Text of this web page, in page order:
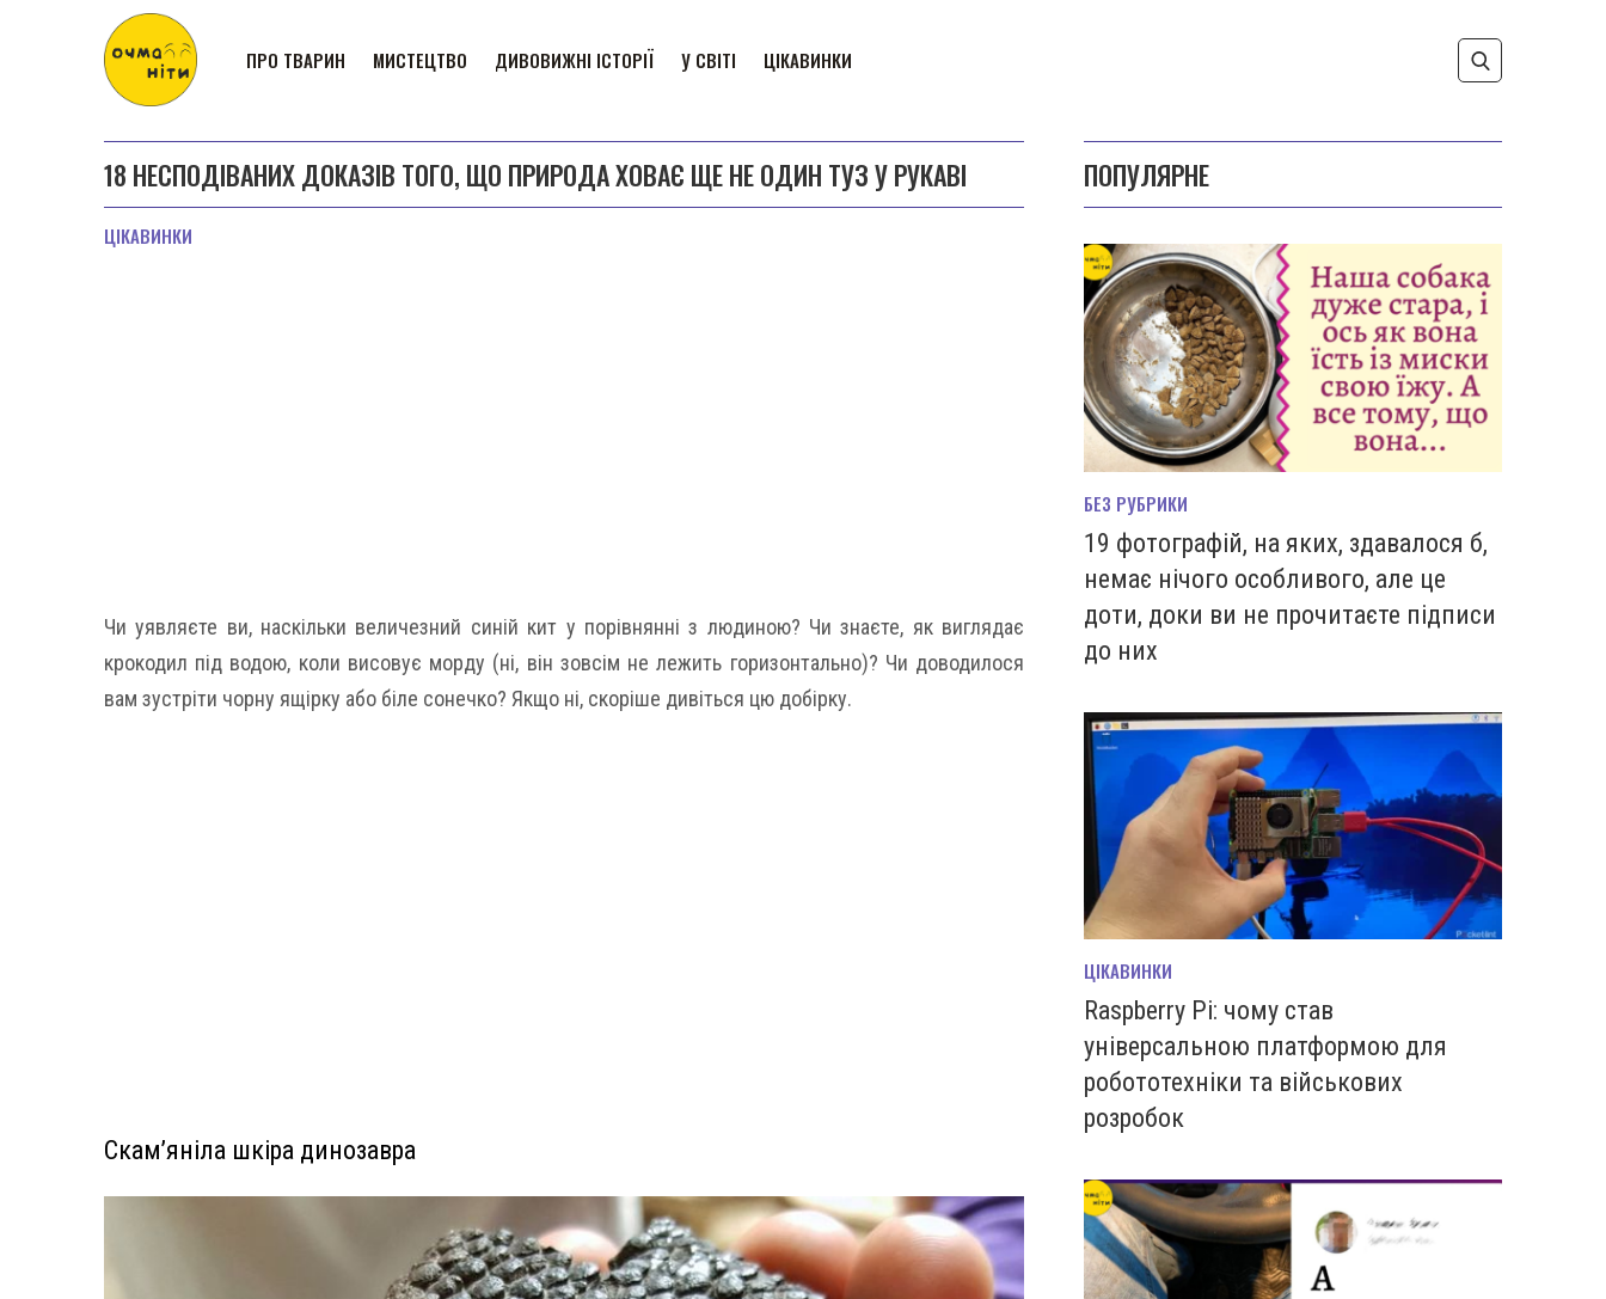
ПРО ТВАРИН МИСТЕЦТВО ДИВОВИЖНІ ІСТОРІЇ У СВІТІ ЦІКАВИНКИ
18 НЕСПОДІВАНИХ ДОКАЗІВ ТОГО, ЩО ПРИРОДА ХОВАЄ ЩЕ НЕ ОДИН ТУЗ У РУКАВІ
ЦІКАВИНКИ
Чи уявляєте ви, наскільки величезний синій кит у порівнянні з людиною? Чи знаєте, як виглядає
крокодил під водою, коли висовує морду (ні, він зовсім не лежить горизонтально)? Чи доводилося
вам зустріти чорну ящірку або біле сонечко? Якщо ні, скоріше дивіться цю добірку.
Скам’яніла шкіра динозавра
ПОПУЛЯРНЕ
БЕЗ РУБРИКИ
19 фотографій, на яких, здавалося б,
немає нічого особливого, але це
доти, доки ви не прочитаєте підписи
до них
ЦІКАВИНКИ
Raspberry Pi: чому став
універсальною платформою для
робототехніки та військових
розробок